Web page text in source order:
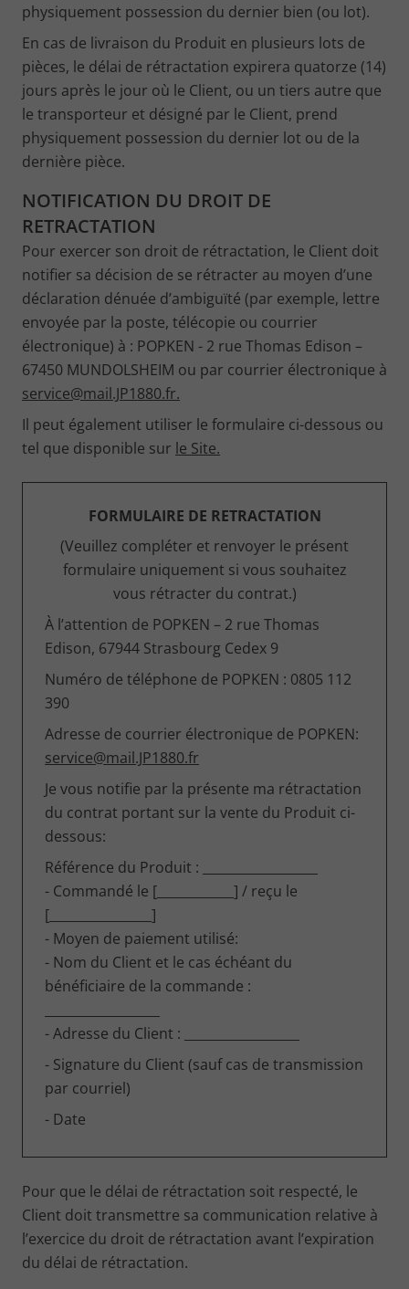
physiquement possession du dernier bien (ou lot).
En cas de livraison du Produit en plusieurs lots de
pièces, le délai de rétractation expirera quatorze (14)
jours après le jour où le Client, ou un tiers autre que
le transporteur et désigné par le Client, prend
physiquement possession du dernier lot ou de la
dernière pièce.
NOTIFICATION DU DROIT DE
RETRACTATION
Pour exercer son droit de rétractation, le Client doit
notifier sa décision de se rétracter au moyen d’une
déclaration dénuée d’ambiguïté (par exemple, lettre
envoyée par la poste, télécopie ou courrier
électronique) à : POPKEN - 2 rue Thomas Edison –
67450 MUNDOLSHEIM ou par courrier électronique à
service@mail.JP1880.fr.
Il peut également utiliser le formulaire ci-dessous ou
tel que disponible sur le Site.
FORMULAIRE DE RETRACTATION
(Veuillez compléter et renvoyer le présent
formulaire uniquement si vous souhaitez
vous rétracter du contrat.)
À l’attention de POPKEN – 2 rue Thomas
Edison, 67944 Strasbourg Cedex 9
Numéro de téléphone de POPKEN : 0805 112
390
Adresse de courrier électronique de POPKEN:
service@mail.JP1880.fr
Je vous notifie par la présente ma rétractation
du contrat portant sur la vente du Produit ci-
dessous:
Référence du Produit : __________________
- Commandé le [____________] / reçu le
[________________]
- Moyen de paiement utilisé:
- Nom du Client et le cas échéant du
bénéficiaire de la commande :
- Adresse du Client : __________________
- Signature du Client (sauf cas de transmission
par courriel)
- Date
Pour que le délai de rétractation soit respecté, le
Client doit transmettre sa communication relative à
l’exercice du droit de rétractation avant l’expiration
du délai de rétractation.